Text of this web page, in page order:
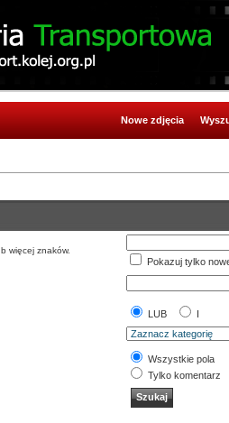
Nowe zdjęcia
więcej znaków.
Pokazuj tylko
LUB
I
Wszystkie pola
Tylko komentarz